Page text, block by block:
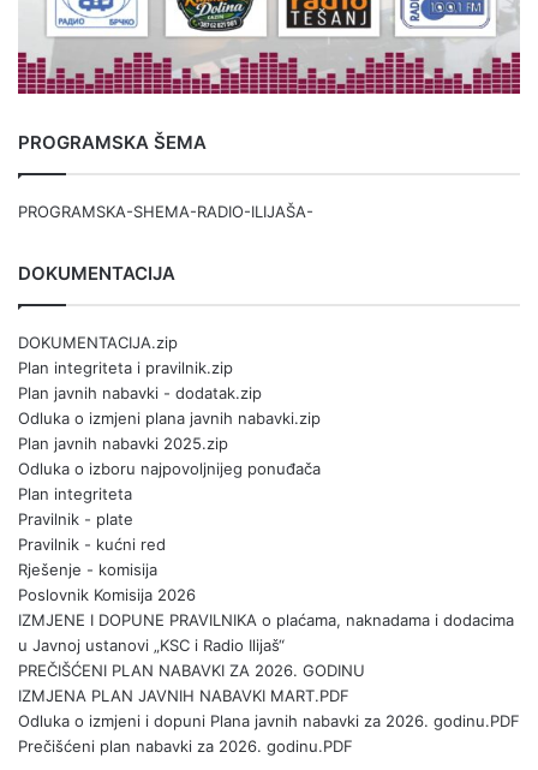
PROGRAMSKA ŠEMA
PROGRAMSKA-SHEMA-RADIO-ILIJAŠA-
DOKUMENTACIJA
DOKUMENTACIJA.zip
Plan integriteta i pravilnik.zip
Plan javnih nabavki - dodatak.zip
Odluka o izmjeni plana javnih nabavki.zip
Plan javnih nabavki 2025.zip
Odluka o izboru najpovoljnijeg ponuđača
Plan integriteta
Pravilnik - plate
Pravilnik - kućni red
Rješenje - komisija
Poslovnik Komisija 2026
IZMJENE I DOPUNE PRAVILNIKA o plaćama, naknadama i dodacima
u Javnoj ustanovi „KSC i Radio Ilijaš“
PREČIŠĆENI PLAN NABAVKI ZA 2026. GODINU
IZMJENA PLAN JAVNIH NABAVKI MART.PDF
Odluka o izmjeni i dopuni Plana javnih nabavki za 2026. godinu.PDF
Prečišćeni plan nabavki za 2026. godinu.PDF